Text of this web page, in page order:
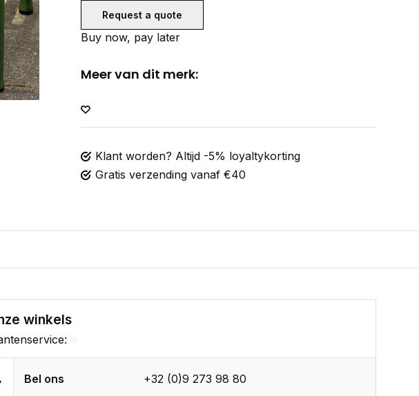
Request a quote
Buy now, pay later
Meer van dit merk:
Klant worden? Altijd -5% loyaltykorting
Gratis verzending vanaf €40
winkels
Bel ons +32 (0)9 273 98 80